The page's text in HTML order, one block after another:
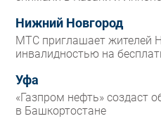
Нижний Новгород
МТС приглашает жителей
инвалидностью на
Уфа
«Газпром нефть» создаст
в Башкортостане